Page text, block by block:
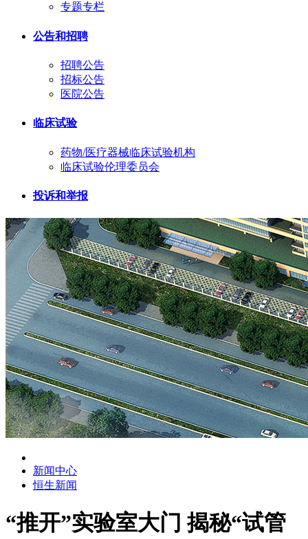
专题专栏
公告和招聘
招聘公告
招标公告
医院公告
临床试验
药物/医疗器械临床试验机构
临床试验伦理委员会
投诉和举报
新闻中心
恒生新闻
“推开”实验室大门 揭秘“试管